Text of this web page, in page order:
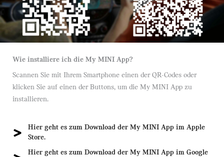
Wie installiere ich die My MINI App?
Scannen Sie mit Ihrem Smartphone einen der QR-Codes oder
klicken Sie auf einen der Buttons, um die My MINI App zu
installieren.
Hier geht es zum Download der My MINI App im Apple
Store.
Hier geht es zum Download der My MINI App im Google